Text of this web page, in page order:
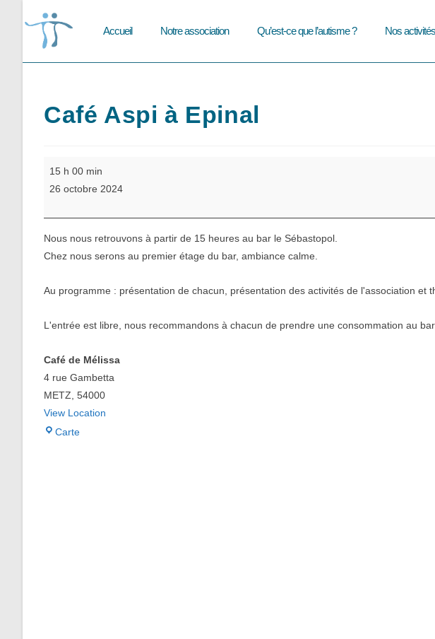
Accueil Notre association Qu’est-ce que l’autisme ? Nos activités
Café Aspi à Epinal
Epinal
15 h 00 min
26 octobre 2024
Nous nous retrouvons à partir de 15 heures au bar le Sébastopol.
Chez nous serons au premier étage du bar, ambiance calme.
Au programme : présentation de chacun, présentation des activités de l'association et
L'entrée est libre, nous recommandons à chacun de prendre une consommation au
Café de Mélissa
4 rue Gambetta
METZ 54000
View Location
Carte